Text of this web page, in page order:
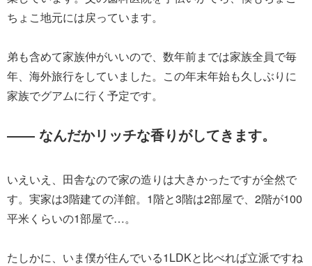
ちょこ地元には戻っています。
弟も含めて家族仲がいいので、数年前までは家族全員で毎
年、海外旅行をしていました。この年末年始も久しぶりに
家族でグアムに行く予定です。
―― なんだかリッチな香りがしてきます。
いえいえ、田舎なので家の造りは大きかったですが全然で
す。実家は3階建ての洋館。1階と3階は2部屋で、2階が100
平米くらいの1部屋で…。
たしかに、いま僕が住んでいる1LDKと比べれば立派ですね